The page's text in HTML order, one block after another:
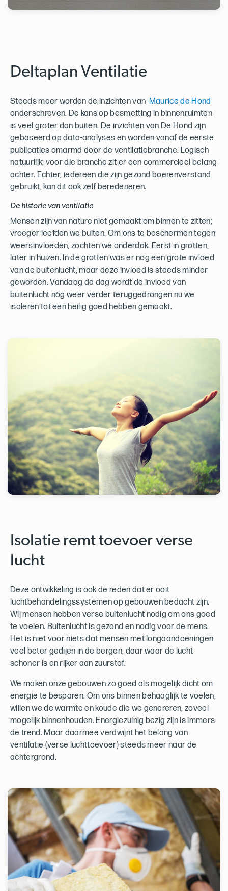
Deltaplan Ventilatie
Steeds meer worden de inzichten van Maurice de Hond
onderschreven. De kans op besmetting in binnenruimten
is veel groter dan buiten. De inzichten van De Hond zijn
gebaseerd op data-analyses en worden vanaf de eerste
publicaties omarmd door de ventilatiebranche. Logisch
natuurlijk; voor die branche zit er een commercieel belang
achter. Echter, iedereen die zijn gezond boerenverstand
gebruikt, kan dit ook zelf beredeneren.
De historie van ventilatie
Mensen zijn van nature niet gemaakt om binnen te zitten;
vroeger leefden we buiten. Om ons te beschermen tegen
weersinvloeden, zochten we onderdak. Eerst in grotten,
later in huizen. In de grotten was er nog een grote invloed
van de buitenlucht, maar deze invloed is steeds minder
geworden. Vandaag de dag wordt de invloed van
buitenlucht nóg weer verder teruggedrongen nu we
isoleren tot een heilig goed hebben gemaakt.
Isolatie remt toevoer verse
lucht
Deze ontwikkeling is ook de reden dat er ooit
luchtbehandelingssystemen op gebouwen bedacht zijn.
Wij mensen hebben verse buitenlucht nodig om ons goed
te voelen. Buitenlucht is gezond en nodig voor de mens.
Het is niet voor niets dat mensen met longaandoeningen
veel beter gedijen in de bergen, daar waar de lucht
schoner is en rijker aan zuurstof.
We maken onze gebouwen zo goed als mogelijk dicht om
energie te besparen. Om ons binnen behaaglijk te voelen,
willen we de warmte en koude die we genereren, zoveel
mogelijk binnenhouden. Energiezuinig bezig zijn is immers
de trend. Maar daarmee verdwijnt het belang van
ventilatie (verse luchttoevoer) steeds meer naar de
achtergrond.